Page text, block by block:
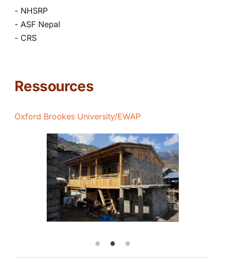
- NHSRP
- ASF Nepal
- CRS
Ressources
Oxford Brookes University/EWAP